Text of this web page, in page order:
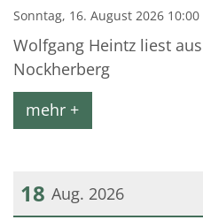
Sonntag, 16. August 2026 10:00
Wolfgang Heintz liest
Nockherberg
mehr +
18 Aug. 2026